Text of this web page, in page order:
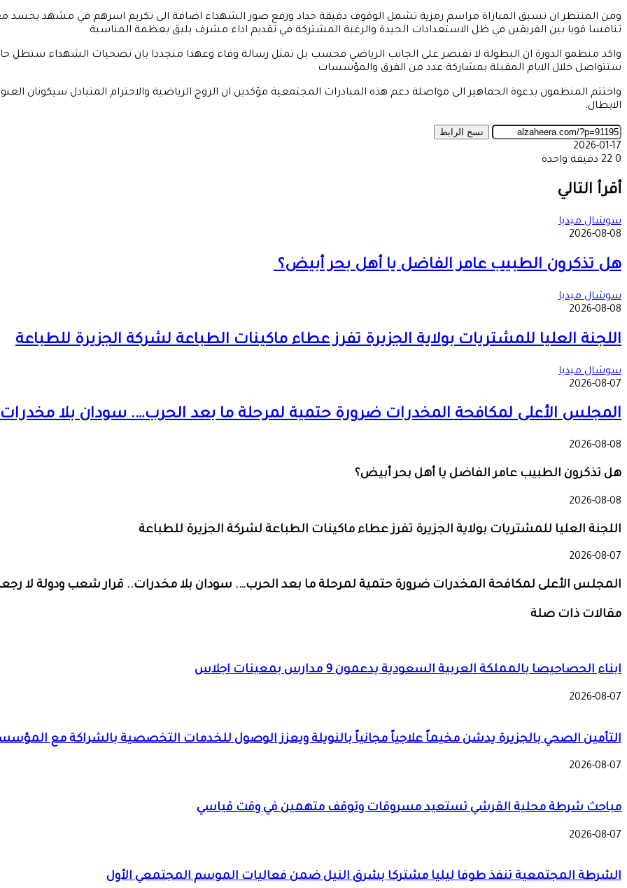
ومن المنتظر ان تسبق المباراة مراسم رمزية تشمل الوقوف دقيقة حداد ورفع صور الشهداء اضافة الى تكريم اسرهم في مشهد يجسد
تنافسا قويا بين الفريقين في ظل الاستعدادات الجيدة والرغبة المشتركة في تقديم اداء مشرف يليق بعظمة المناسبة
واكد منظمو الدورة ان البطولة لا تقتصر على الجانب الرياضي فحسب بل تمثل رسالة وفاء وعهدا متجددا بان تضحيات الشهداء ستظل
ستتواصل خلال الايام المقبلة بمشاركة عدد من الفرق والمؤسسات
واختتم المنظمون بدعوة الجماهير الى مواصلة دعم هذه المبادرات المجتمعية مؤكدين ان الروح الرياضية والاحترام المتبادل سيكونان
الابطال.
نسخ الرابط
2026-01-17
0
دقيقة واحدة
عبر
البريد
أقرأ التالي
سوشال ميديا
2026-08-08
هل تذكرون الطبيب عامر الفاضل يا أهل بحر أبيض؟
سوشال ميديا
2026-08-08
اللجنة العليا للمشتريات بولاية الجزيرة تفرز عطاء ماكينات الطباعة لشركة الجزيرة للطباعة
سوشال ميديا
2026-08-07
المجلس الأعلى لمكافحة المخدرات ضرورة حتمية لمرحلة ما بعد الحرب…. سودان بلا
2026-08-08
هل تذكرون الطبيب عامر الفاضل يا أهل بحر أبيض؟
2026-08-08
اللجنة العليا للمشتريات بولاية الجزيرة تفرز عطاء ماكينات الطباعة لشركة الجزيرة للطباعة
2026-08-07
المجلس الأعلى لمكافحة المخدرات ضرورة حتمية لمرحلة ما بعد الحرب…. سودان بلا مخدرات.. قرار شعب ودولة لا
مقالات ذات صلة
ابناء الحصاحيصا بالمملكة العربية السعودية يدعمون 9 مدارس بمعينات اجلاس
2026-08-07
التأمين الصحي بالجزيرة يدشن مخيماً علاجياً مجانياً بالنويلة ويعزز الوصول للخدمات التخصصية بالشراكة مع
2026-08-07
مباحث شرطة محلية القرشي تستعيد مسروقات وتوقف متهمين في وقت قياسي
2026-08-07
الشرطة المجتمعية تنفذ طوفا ليليا مشتركا بشرق النيل ضمن فعاليات الموسم المجتمعي الأول